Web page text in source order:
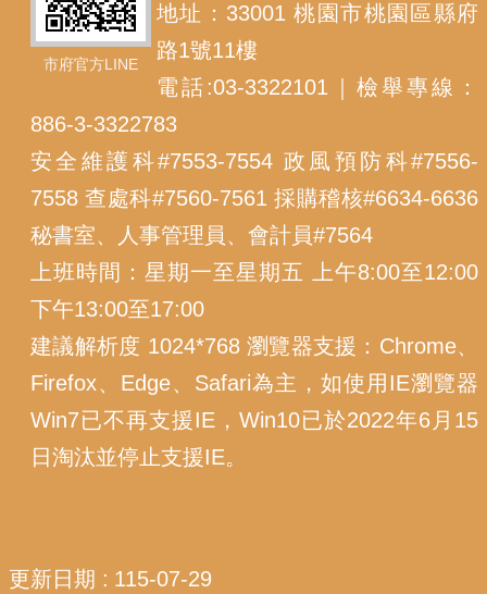
市府官方LINE
地址：33001 桃園市桃園區縣府
路1號11樓
電話:03-3322101｜檢舉專線：
886-3-3322783
安全維護科#7553-7554 政風預防科#7556-
7558 查處科#7560-7561 採購稽核#6634-6636
秘書室、人事管理員、會計員#7564
上班時間：星期一至星期五 上午8:00至12:00
下午13:00至17:00
建議解析度 1024*768 瀏覽器支援：Chrome、
Firefox、Edge、Safari為主，如使用IE瀏覽器
Win7已不再支援IE，Win10已於2022年6月15
日淘汰並停止支援IE。
更新日期 115-07-29